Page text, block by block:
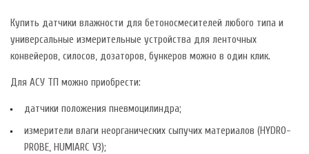
Купить датчики влажности для бетоносмесителей любого типа и
универсальные измерительные устройства для ленточных
конвейеров, силосов, дозаторов, бункеров можно в один клик.
Для АСУ ТП можно приобрести:
датчики положения пневмоцилиндра;
измерители влаги неорганических сыпучих материалов (HYDRO-
PROBE, HUMIARC V3);